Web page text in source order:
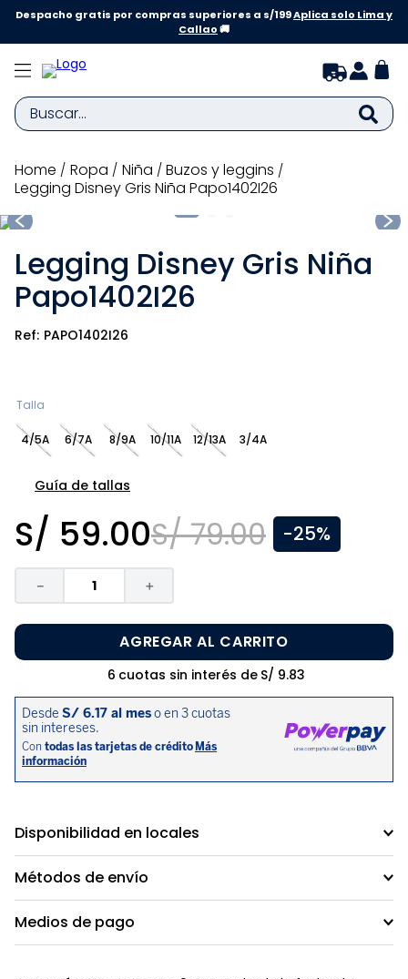
Despacho gratis por compras superiores a s/199Aplica solo Lima y
Callao🚚
Buscar...
ropa niña
buzos y leggins
Legging Disney Gris Niña Papo1402I26
Legging Disney Gris Niña
Papo1402I26
PAPO1402I26
Talla
4/5A 6/7A 8/9A 10/11A 12/13A 3/4A
Guía de tallas
S/ 59.00S/ 79.00 -25%
＋
－
AGREGAR AL CARRITO
6 cuotas sin interés de S/ 9.83
Disponibilidad en locales
Métodos de envío
Medios de pago
TÉRMINOS MÁS BUSCADOS
1.
zapatillas niña
2.
3
medias
4.
sandalias
pijama
sandalias niño